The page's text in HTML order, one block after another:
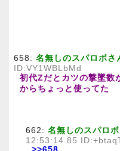
658: 名無しのスパロボさ
ID:VY1WBLbMd
初代Zだとカツの撃墜数
からちょっと使ってた
662: 名無しのスパロ
12:53:14.85